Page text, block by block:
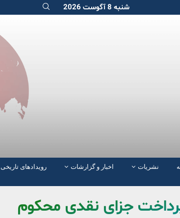
شنبه 8 آگوست 2026
نشریات اخبار و گزارشات رویدادهای تاریخی
جزای نقدی محکوم